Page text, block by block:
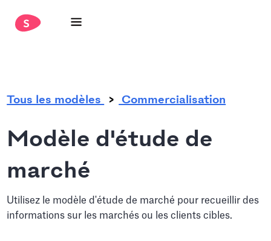
Tous les modèles Commercialisation
Modèle d'étude de
marché
Utilisez le modèle d'étude de marché pour recueillir des
informations sur les marchés ou les clients cibles.